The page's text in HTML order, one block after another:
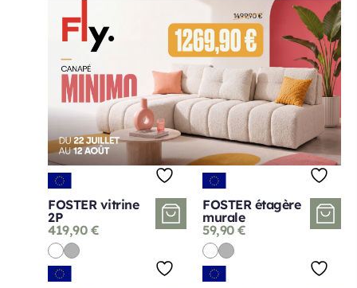
FOSTER vitrine
2P
419,90 €
FOSTER étagère
murale
59,90 €